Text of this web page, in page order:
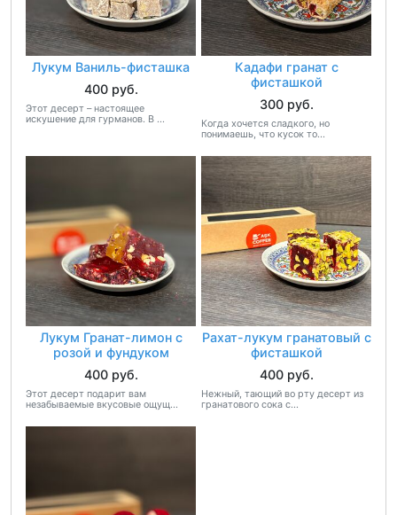
Лукум Ваниль-фисташка
400 руб.
Этот десерт – настоящее
искушение для гурманов. В ...
Кадафи гранат с
фисташкой
300 руб.
Когда хочется сладкого, но
понимаешь, что кусок то...
Лукум Гранат-лимон с
розой и фундуком
400 руб.
Этот десерт подарит вам
незабываемые вкусовые ощущ...
Рахат-лукум гранатовый с
фисташкой
400 руб.
Нежный, тающий во рту десерт из
гранатового сока с...